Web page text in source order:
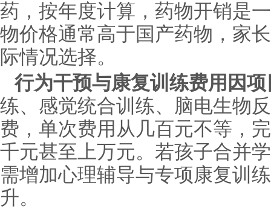
药，按年度计算，药物开销是
物价格通常高于国产药物，家
际情况选择。
行为干预与康复训练费用因
练、感觉统合训练、脑电生物
费，单次费用从几百元不等，
千元甚至上万元。若孩子合并
需增加心理辅导与专项康复训
升。